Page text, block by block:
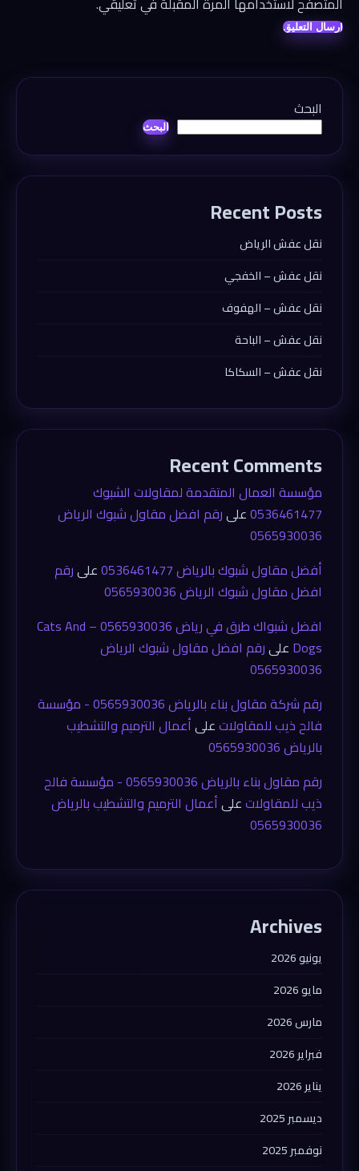
البحث
البحث
Recent Posts
نقل عفش الرياض
نقل عفش – الخفجي
نقل عفش – الهفوف
نقل عفش – الباحة
نقل عفش – السكاكا
Recent Comments
مؤسسة العمال المتقدمة لمقاولات الشبوك
0536461477علىرقم افضل مقاول شبوك الرياض
0565930036
أفضل مقاول شبوك بالرياض 0536461477
علىرقم
افضل مقاول شبوك الرياض 0565930036
افضل شبواك طرق في رياض 0565930036 – Cats And
Dogs علىرقم افضل مقاول شبوك الرياض
0565930036
رقم شركة مقاول بناء بالرياض 0565930036 - مؤسسة
فالح ذيب للمقاولاتعلىأعمال الترميم والتشطيب
بالرياض 0565930036
رقم مقاول بناء بالرياض 0565930036 - مؤسسة فالح
ذيب للمقاولاتعلىأعمال الترميم والتشطيب بالرياض
0565930036
Archives
يونيو 2026
مايو 2026
مارس 2026
فبراير 2026
يناير 2026
ديسمبر 2025
نوفمبر 2025